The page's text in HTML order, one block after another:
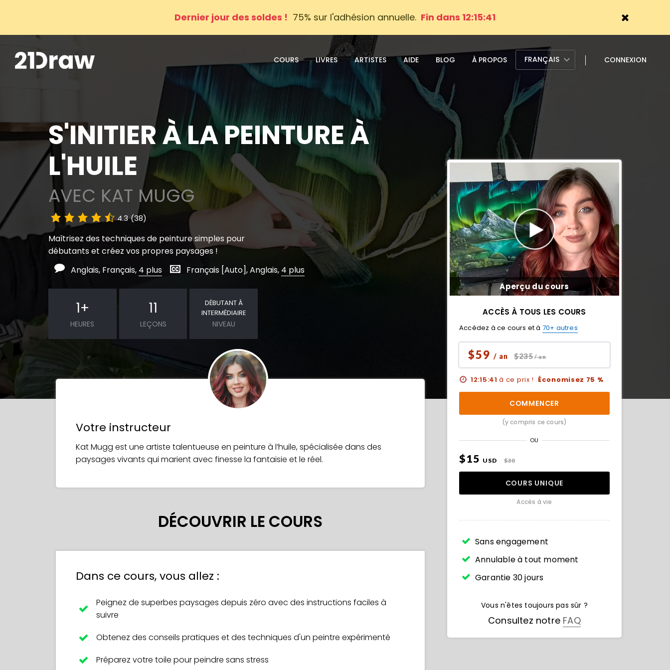
Dernier jour des soldes ! 75% sur l'adhésion annuelle. Fin dans 12:15:39
COURS LIVRES ARTISTES AIDE BLOG À PROPOS FRANÇAIS CONNEXION
S'INITIER À LA PEINTURE À
L'HUILE
AVEC KAT MUGG
4.3 (38)
Maîtrisez des techniques de peinture simples pour
débutants et créez vos propres paysages !
Anglais, Français, 4 plus Français [Auto], Anglais, 4 plus
1+
HEURES
11
LEÇONS
DÉBUTANT À
INTERMÉDIAIRE
NIVEAU
Votre instructeur
Kat Mugg est une artiste talentueuse en peinture à l’huile, spécialisée dans des
paysages vivants qui marient avec finesse la fantaisie et le réel.
DÉCOUVRIR LE COURS
Dans ce cours, vous allez :
Peignez de superbes paysages depuis zéro avec des instructions faciles à
suivre
Obtenez des conseils pratiques et des techniques d'un peintre expérimenté
Préparez votre toile pour peindre sans stress
Aperçu du cours
ACCÈS À TOUS LES COURS
Accédez à ce cours et à 70+ autres
$59 / an $235/ an
12:15:39 à ce prix ! Économisez 75 %
COMMENCER
(y compris ce cours)
OU
$15 USD $30
COURS UNIQUE
Accès à vie
Sans engagement
Annulable à tout moment
Garantie 30 jours
Vous n'êtes toujours pas sûr ?
Consultez notre FAQ